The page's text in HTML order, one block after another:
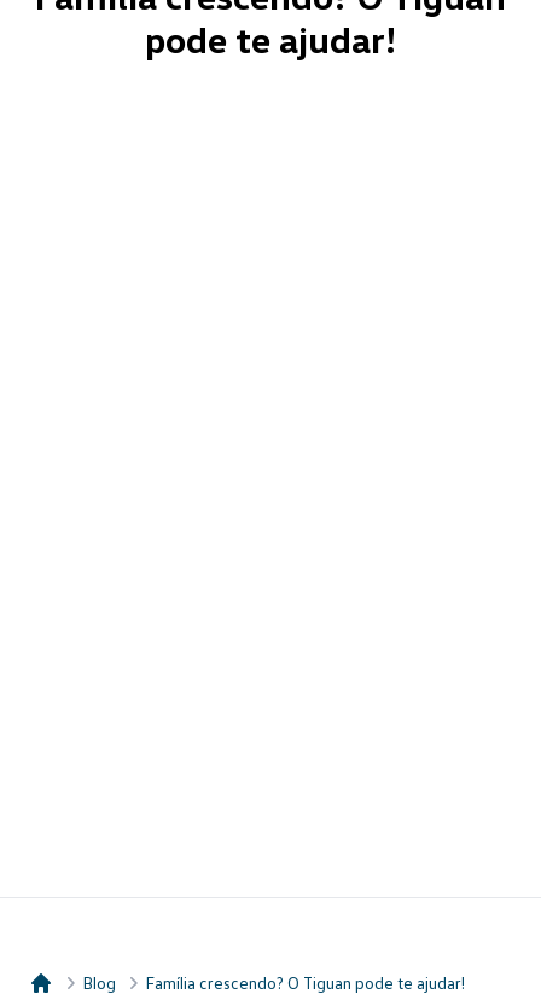
pode te ajudar!
Blog Família crescendo? O Tiguan pode te ajudar!